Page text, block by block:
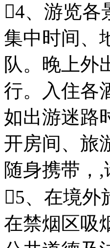
4、游览各
集中时间、
队。晚上外
行。入住各
如出游迷路
开房间、旅
随身携带，
5、在境外
在禁烟区吸